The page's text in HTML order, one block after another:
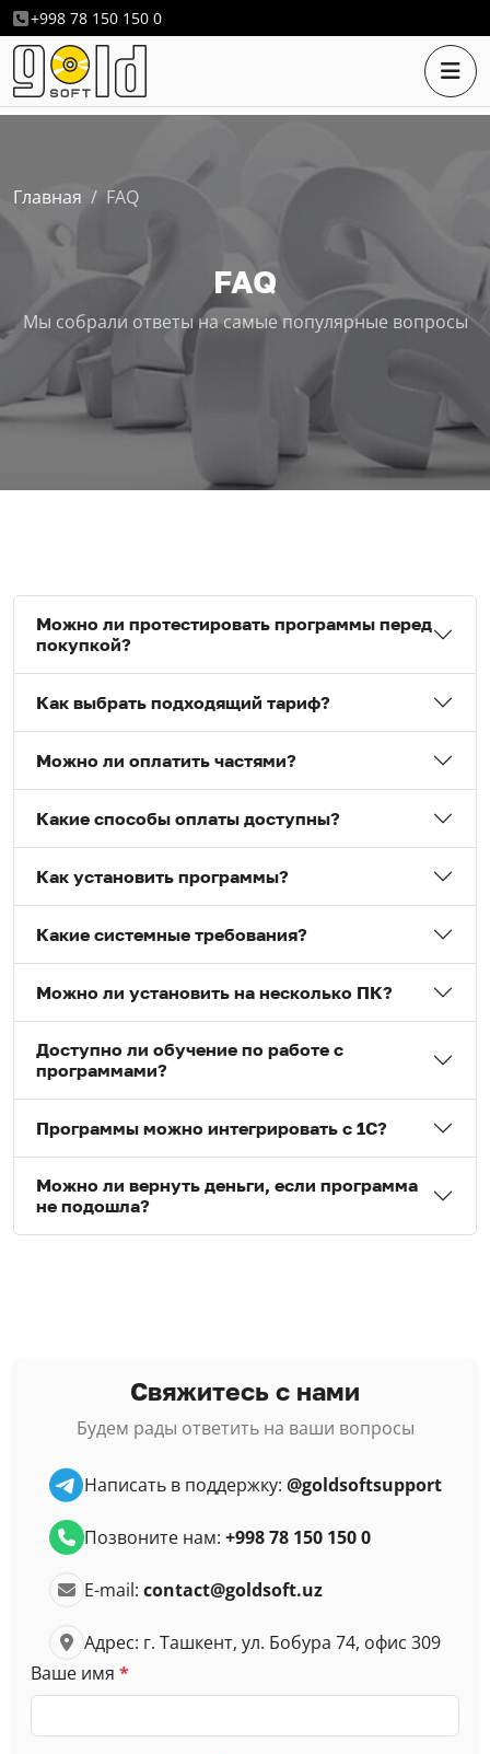
+998 78 150 150 0
Главная FAQ
FAQ
Мы собрали ответы на самые популярные вопросы
Можно ли протестировать программы перед
покупкой?
Как выбрать подходящий тариф?
Можно ли оплатить частями?
Какие способы оплаты доступны?
Как установить программы?
Какие системные требования?
Можно ли установить на несколько ПК?
Доступно ли обучение по работе с
программами?
Программы можно интегрировать с 1С?
Можно ли вернуть деньги, если программа
не подошла?
Свяжитесь с нами
Будем рады ответить на ваши вопросы
Написать в поддержку: @goldsoftsupport
Позвоните нам: +998 78 150 150 0
E-mail: contact@goldsoft.uz
Адрес: г. Ташкент, ул. Бобура 74, офис 309
Ваше имя *